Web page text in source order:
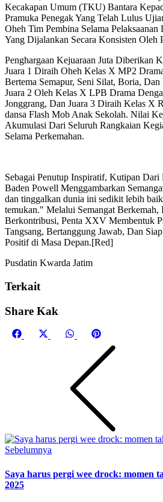
Kecakapan Umum (TKU) Bantara
Pramuka Penegak Yang Telah Lulus
Oheh Tim Pembina Selama
Yang Dijalankan Secara Konsisten Oleh
Penghargaan Kejuaraan Juta Diberikan
Juara 1 Diraih Oheh Kelas X MP2
Bertema Semapur, Seni Silat, Boria,
Juara 2 Oleh Kelas X LPB Drama
Jonggrang, Dan Juara 3 Diraih Kelas X
dansa Flash Mob Anak Sekolah. Nilai
Akumulasi Dari Seluruh Rangkaian
Selama Perkemahan.
Sebagai Penutup Inspiratif, Kutipan Dari
Baden Powell Menggambarkan
dan tinggalkan dunia ini sedikit lebih
temukan." Melalui Semangat Berkemah,
Berkontribusi, Penta XXV Membentuk
Tangsang, Bertanggung Jawab, Dan
Positif di Masa Depan.[Red]
Pusdatin Kwarda Jatim
Terkait
Share Kak
Share
FacebookShare
Share
WhatsApp
Share
Sebelumnya
Saya harus pergi wee drock: momen
2025